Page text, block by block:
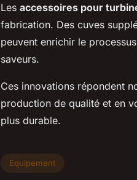
Les accessoires pour
fabrication. Des cuves
peuvent enrichir le
saveurs.
Ces innovations répondent
production de qualité et en
plus durable.
Equipement